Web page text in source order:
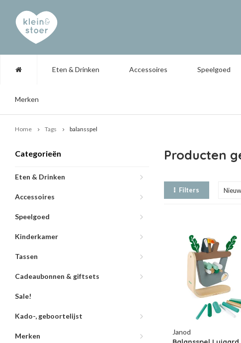
Eten & Drinken Accessoires Speelgoed
Merken
Home Tags balansspel
Categorieën
Eten & Drinken
Accessoires
Speelgoed
Kinderkamer
Tassen
Cadeaubonnen & giftsets
Sale!
Kado-, geboortelijst
Merken
Producten
Filters
Janod